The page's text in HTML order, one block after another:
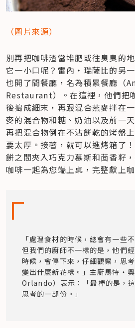
（圖片來源）
別再把咖啡渣當堆肥或往臭臭的
它一小口呢？雷內‧瑞薩比的另
也開了間餐廳，名為積累餐廳（
Restaurant）。在這裡，他們把
後搗成細末，再跟混合燕麥拌在
麥的混合物和糖、奶油以及前一
再把混合物倒在不沾餅乾的烤盤
要太厚。接著，就可以進烤箱了
餅之間夾入巧克力慕斯和茴香籽
咖啡一起為您端上桌，完整獻上
「處理食材的時候，總會有一些
但我們的廚師不一樣的是，他們
時候，會停下來，仔細觀察，思
變出什麼新花樣。」主廚馬特‧
Orlando）表示：「最棒的是，
思考的一部份。」